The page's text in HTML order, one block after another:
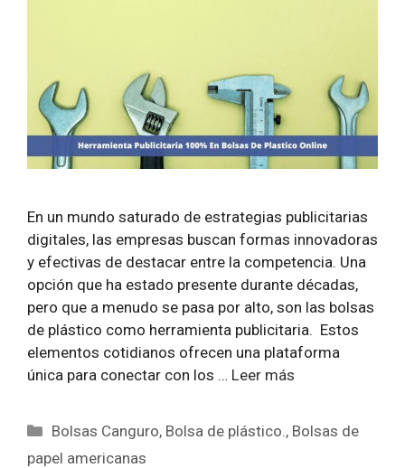
En un mundo saturado de estrategias publicitarias
digitales, las empresas buscan formas innovadoras
y efectivas de destacar entre la competencia. Una
opción que ha estado presente durante décadas,
pero que a menudo se pasa por alto, son las bolsas
de plástico como herramienta publicitaria. Estos
elementos cotidianos ofrecen una plataforma
única para conectar con los … Leer más
Categorías
Bolsas Canguro, Bolsa de plástico. , Bolsas de
papel americanas